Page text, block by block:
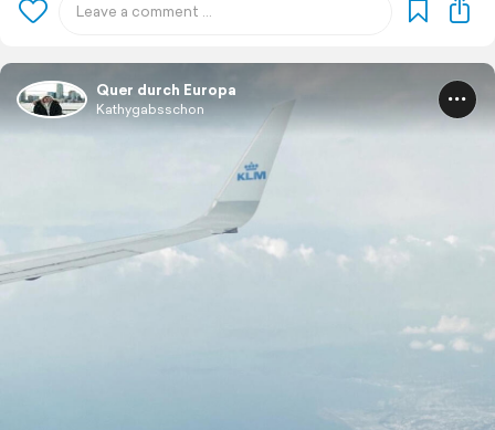
Quer durch Europa
Kathygabsschon